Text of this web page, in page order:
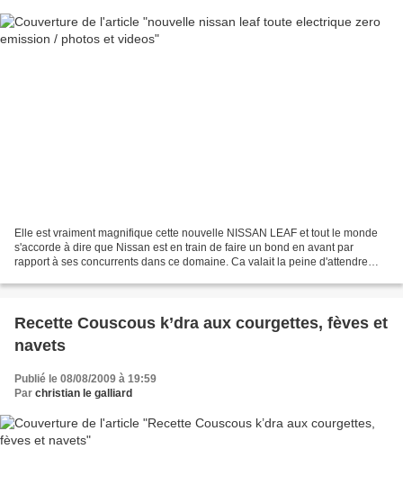
Elle est vraiment magnifique cette nouvelle NISSAN LEAF et tout le monde
s'accorde à dire que Nissan est en train de faire un bond en avant par
rapport à ses concurrents dans ce domaine. Ca valait la peine d'attendre
Recette Couscous k’dra aux courgettes, fèves et
navets
Publié le 08/08/2009 à 19:59
Par christian le galliard